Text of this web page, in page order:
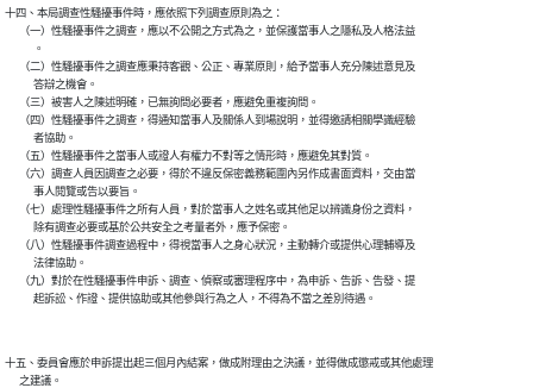
十四、本局調查性騷擾事件時，應依照下列調查原則為之：
      （一）性騷擾事件之調查，應以不公開之方式為之，並保護當事人之隱私及人格法益
            。
      （二）性騷擾事件之調查應秉持客觀、公正、專業原則，給予當事人充分陳述意見及
            答辯之機會。
      （三）被害人之陳述明確，已無詢問必要者，應避免重複詢問。
      （四）性騷擾事件之調查，得通知當事人及關係人到場說明，並得邀請相關學識經驗
            者協助。
      （五）性騷擾事件之當事人或證人有權力不對等之情形時，應避免其對質。
      （六）調查人員因調查之必要，得於不違反保密義務範圍內另作成書面資料，交由當
            事人閱覽或告以要旨。
      （七）處理性騷擾事件之所有人員，對於當事人之姓名或其他足以辨識身份之資料，
            除有調查必要或基於公共安全之考量者外，應予保密。
      （八）性騷擾事件調查過程中，得視當事人之身心狀況，主動轉介或提供心理輔導及
            法律協助。
      （九）對於在性騷擾事件申訴、調查、偵察或審理程序中，為申訴、告訴、告發、提
十五、委員會應於申訴提出起三個月內結案，做成附理由之決議，並得做成懲戒或其他處理
      之建議。